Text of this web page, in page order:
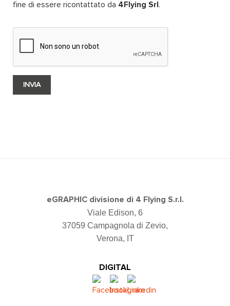
fine di essere ricontattato da 4Flying Srl .
eGRAPHIC divisione di 4 Flying S.r.l.
Viale Edison, 6
37059 Campagnola di Zevio,
Verona, IT
DIGITAL